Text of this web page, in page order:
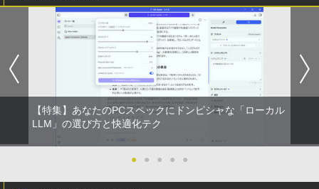
【特集】あなたのPCスペックにドンピシャな「ローカル
LLM」の選び方と快適化テク
● ● ● ● ●